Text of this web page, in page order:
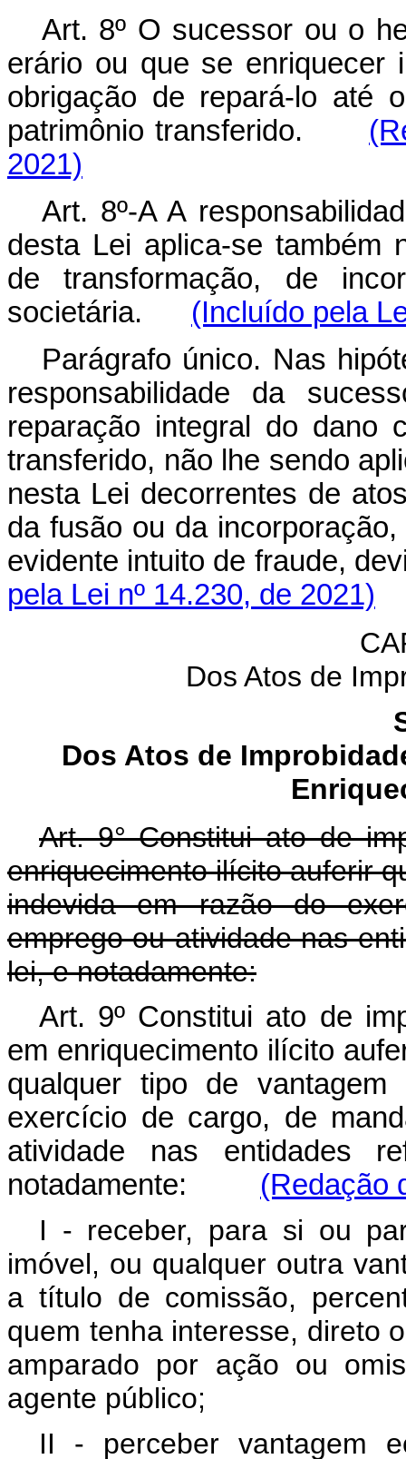
Art. 8º O sucessor ou o
erário ou que se enriquecer
obrigação de repará-lo até
patrimônio transferido.
2021)
Art. 8º-A A
desta Lei aplica-se também
de transformação, de
societária. (Incluído pela
Parágrafo único. Nas
responsabilidade da
reparação integral do dano
transferido, não lhe sendo
nesta Lei decorrentes de
da fusão ou da
evidente intuito de fraude,
pela Lei nº 14.230, de 2021)
Dos Atos de
Dos Atos de
Art. 9° Constitui ato de
enriquecimento ilícito auferir
indevida em razão do
emprego ou atividade nas
lei, e notadamente:
Art. 9º Constitui ato de
em enriquecimento ilícito
qualquer tipo de
exercício de cargo, de
atividade nas entidades
notadamente: (Redação
I - receber, para si ou
imóvel, ou qualquer outra
a título de comissão,
quem tenha interesse, direto
amparado por ação ou
agente público;
II - perceber vantagem